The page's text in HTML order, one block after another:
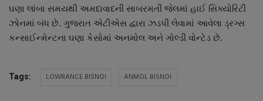
સ્પોર્ટ્સ
રાશિફળ
ઘણા લાંબા સમયથી અમદાવાદની સાબરમતી જેલમાં હાઈ સિક્યોરિટી
ઝોનમાં બંધ છે. ગુજરાત એટીએસ દ્વારા ઝડપી લેવામાં આવેલા ડ્રગ્સ
કન્સાઈન્મેન્ટના ઘણા કેસોમાં અનમોલ અને ગોલ્ડી વોન્ટેડ છે.
Tags: LOWRANCE BISNOI ANMOL BISNOI